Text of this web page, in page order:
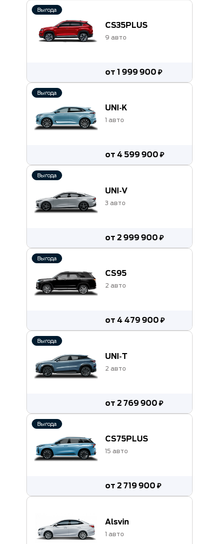
Выгода
CS35PLUS
9 авто
от 1 999 900 ₽
Выгода
UNI‑K
1 авто
от 4 599 900 ₽
Выгода
UNI‑V
3 авто
от 2 999 900 ₽
Выгода
CS95
2 авто
от 4 479 900 ₽
Выгода
UNI‑T
2 авто
от 2 769 900 ₽
Выгода
CS75PLUS
15 авто
от 2 719 900 ₽
Alsvin
1 авто